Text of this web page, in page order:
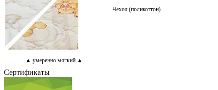
— Чехол (поликоттон)
▲ умеренно мягкий ▲
Сертификаты